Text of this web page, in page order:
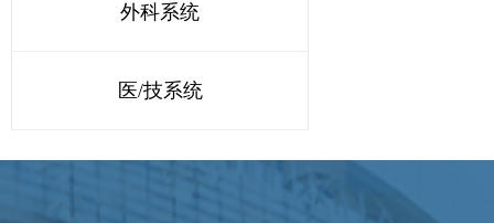
外科系统
医/技系统